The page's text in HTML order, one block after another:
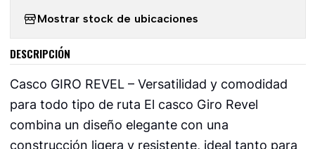
Mostrar stock de ubicaciones
DESCRIPCIÓN
Casco GIRO REVEL – Versatilidad y comodidad
para todo tipo de ruta El casco Giro Revel
combina un diseño elegante con una
construcción ligera y resistente, ideal tanto para